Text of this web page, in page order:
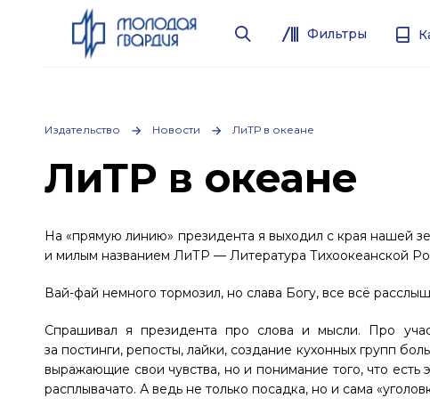
Фильтры
Издательство Новости ЛиТР в океане
ЛиТР в океане
На «прямую линию» президента я выходил с края нашей
и милым названием ЛиТР — Литература Тихоокеанской
Вай-фай немного тормозил, но слава Богу, все всё
Спрашивал я президента про слова и мысли. Про
за постинги, репосты, лайки, создание кухонных групп
выражающие свои чувства, но и понимание того, что есть
расплывачато. А ведь не только посадка, но и сама